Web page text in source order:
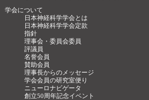
学会について
日本神経科学学会とは
日本神経科学学会定款
指針
理事会・委員会委員
評議員
名誉会員
賛助会員
理事長からのメッセージ
学会会員の研究室便り
ニューロナビゲータ
創立50周年記念イベント